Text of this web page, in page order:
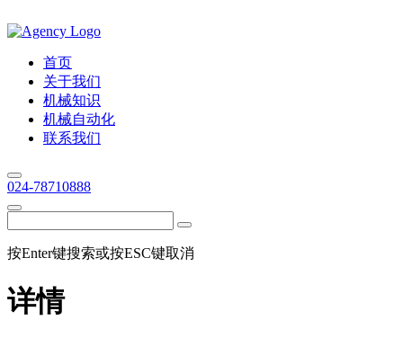
首页
关于我们
机械知识
机械自动化
联系我们
024-78710888
按Enter键搜索或按ESC键取消
详情